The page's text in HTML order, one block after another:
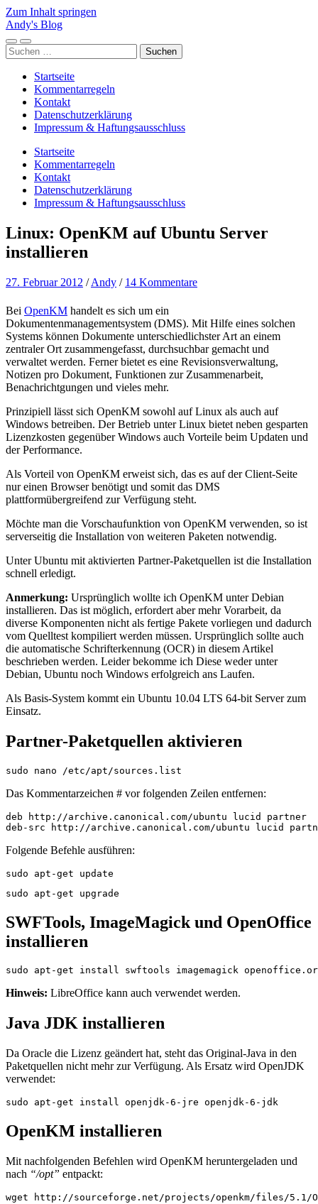
Zum Inhalt springen
Andy's Blog
Mobile-
Menü
Suchfeld
ein-/ausblenden
Suchen
nach:
Startseite
Kommentarregeln
Kontakt
Datenschutzerklärung
Impressum & Haftungsausschluss
Startseite
Kommentarregeln
Kontakt
Datenschutzerklärung
Impressum & Haftungsausschluss
Linux: OpenKM auf Ubuntu Server
installieren
27. Februar 2012 /Andy / 14 Kommentare
Bei OpenKM handelt es sich um ein
Dokumentenmanagementsystem (DMS). Mit Hilfe eines solchen
Systems können Dokumente unterschiedlichster Art an einem
zentraler Ort zusammengefasst, durchsuchbar gemacht und
verwaltet werden. Ferner bietet es eine Revisionsverwaltung,
Notizen pro Dokument, Funktionen zur Zusammenarbeit,
Benachrichtgungen und vieles mehr.
Prinzipiell lässt sich OpenKM sowohl auf Linux als auch auf
Windows betreiben. Der Betrieb unter Linux bietet neben gesparten
Lizenzkosten gegenüber Windows auch Vorteile beim Updaten und
der Performance.
Als Vorteil von OpenKM erweist sich, das es auf der Client-Seite
nur einen Browser benötigt und somit das DMS
plattformübergreifend zur Verfügung steht.
Möchte man die Vorschaufunktion von OpenKM verwenden, so ist
serverseitig die Installation von weiteren Paketen notwendig.
Unter Ubuntu mit aktivierten Partner-Paketquellen ist die Installation
schnell erledigt.
Anmerkung: Ursprünglich wollte ich OpenKM unter Debian
installieren. Das ist möglich, erfordert aber mehr Vorarbeit, da
diverse Komponenten nicht als fertige Pakete vorliegen und dadurch
vom Quelltest kompiliert werden müssen. Ursprünglich sollte auch
die automatische Schrifterkennung (OCR) in diesem Artikel
beschrieben werden. Leider bekomme ich Diese weder unter
Debian, Ubuntu noch Windows erfolgreich ans Laufen.
Als Basis-System kommt ein Ubuntu 10.04 LTS 64-bit Server zum
Einsatz.
Partner-Paketquellen aktivieren
sudo nano /etc/apt/sources.list
Das Kommentarzeichen # vor folgenden Zeilen entfernen:
deb http://archive.canonical.com/ubuntu lucid partner
deb-src http://archive.canonical.com/ubuntu lucid
Folgende Befehle ausführen:
sudo apt-get update
sudo apt-get upgrade
SWFTools, ImageMagick und OpenOffice
installieren
sudo apt-get install swftools imagemagick
Hinweis: LibreOffice kann auch verwendet werden.
Java JDK installieren
Da Oracle die Lizenz geändert hat, steht das Original-Java in den
Paketquellen nicht mehr zur Verfügung. Als Ersatz wird OpenJDK
verwendet:
sudo apt-get install openjdk-6-jre openjdk-6-jdk
OpenKM installieren
Mit nachfolgenden Befehlen wird OpenKM heruntergeladen und
nach “/opt” entpackt:
wget http://sourceforge.net/projects/openkm/files/5.1/